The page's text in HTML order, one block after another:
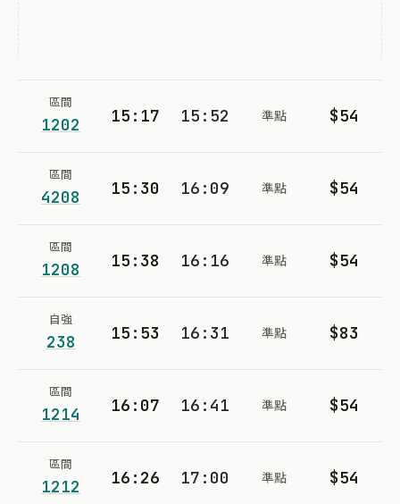
區間
1202 15:17 15:52 準點 $54
區間
4208 15:30 16:09 準點 $54
區間
1208 15:38 16:16 準點 $54
自強
238 15:53 16:31 準點 $83
區間
1214 16:07 16:41 準點 $54
區間
1212 16:26 17:00 準點 $54